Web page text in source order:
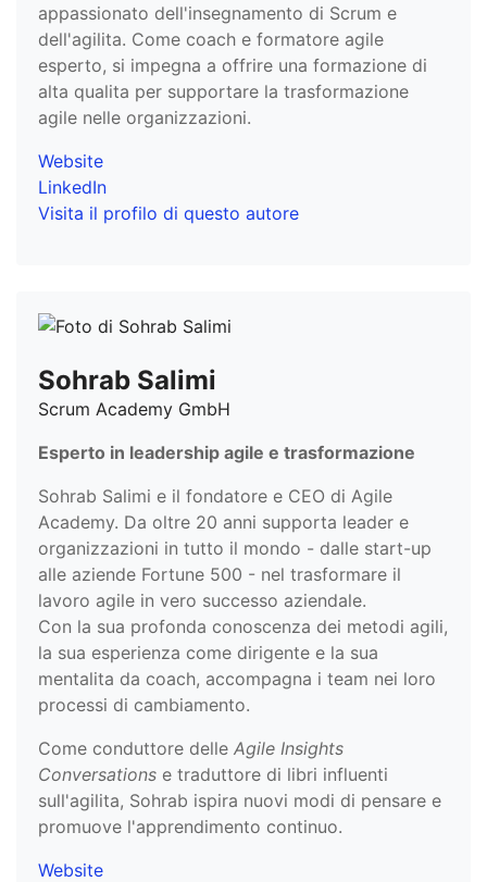
appassionato dell'insegnamento di Scrum e
dell'agilita. Come coach e formatore agile
esperto, si impegna a offrire una formazione di
alta qualita per supportare la trasformazione
agile nelle organizzazioni.
Website
LinkedIn
Visita il profilo di questo autore
Sohrab Salimi
Scrum Academy GmbH
Esperto in leadership agile e trasformazione
Sohrab Salimi e il fondatore e CEO di Agile
Academy. Da oltre 20 anni supporta leader e
organizzazioni in tutto il mondo - dalle start-up
alle aziende Fortune 500 - nel trasformare il
lavoro agile in vero successo aziendale.
Con la sua profonda conoscenza dei metodi agili,
la sua esperienza come dirigente e la sua
mentalita da coach, accompagna i team nei loro
processi di cambiamento.
Come conduttore delle Agile Insights
Conversations e traduttore di libri influenti
sull'agilita, Sohrab ispira nuovi modi di pensare e
promuove l'apprendimento continuo.
Website